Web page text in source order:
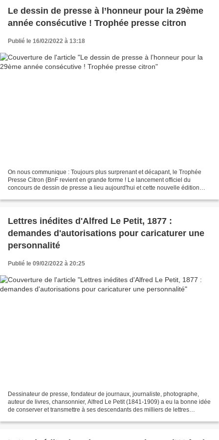
Le dessin de presse à l’honneur pour la 29ème
année consécutive ! Trophée presse citron
Publié le 16/02/2022 à 13:18
On nous communique : Toujours plus surprenant et décapant, le Trophée
Presse Citron {BnF revient en grande forme ! Le lancement officiel du
concours de dessin de presse a lieu aujourd'hui et cette nouvelle édition
Lettres inédites d'Alfred Le Petit, 1877 :
demandes d'autorisations pour caricaturer une
personnalité
Publié le 09/02/2022 à 20:25
Dessinateur de presse, fondateur de journaux, journaliste, photographe,
auteur de livres, chansonnier, Alfred Le Petit (1841-1909) a eu la bonne idée
de conserver et transmettre à ses descendants des milliers de lettres